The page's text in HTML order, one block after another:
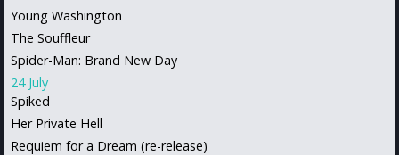
Young Washington
The Souffleur
Spider-Man: Brand New Day
24 July
Spiked
Her Private Hell
Requiem for a Dream (re-release)